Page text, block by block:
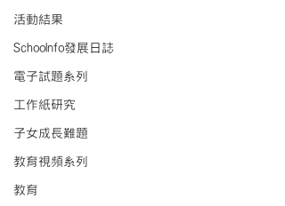
活動結果
Schoolnfo發展日誌
電子試題系列
工作紙研究
子女成長難題
教育視頻系列
教育